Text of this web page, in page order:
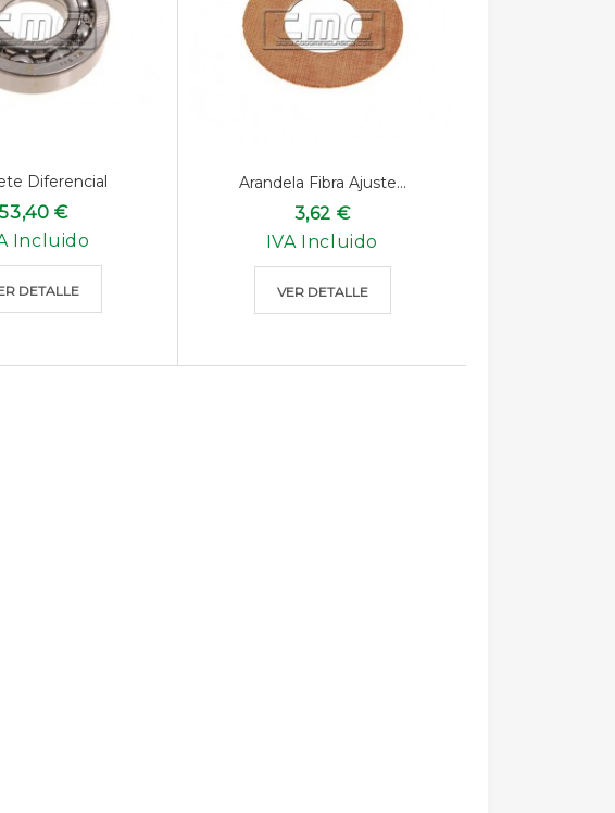
Diferencial
53,40 €
Incluido
DETALLE
Arandela Fibra Ajuste...
3,62 €
IVA Incluido
VER DETALLE